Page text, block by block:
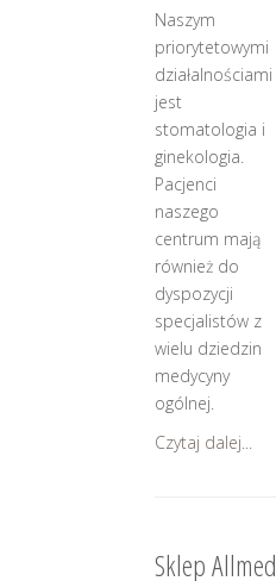
Naszym
priorytetowymi
działalnościami
jest
stomatologia i
ginekologia.
Pacjenci
naszego
centrum mają
również do
dyspozycji
specjalistów z
wielu dziedzin
medycyny
ogólnej.
Czytaj dalej...
Sklep Allmed